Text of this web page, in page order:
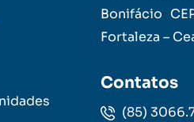
Bonifácio
Fortaleza –
Contatos
(85)